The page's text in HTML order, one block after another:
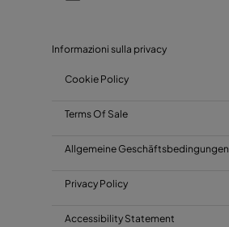
Informazioni sulla privacy
Cookie Policy
Terms Of Sale
Allgemeine Geschäftsbedingungen
Privacy Policy
Accessibility Statement